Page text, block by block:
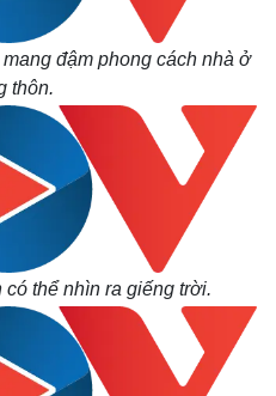
đậm phong cách nhà ở
thôn.
thể nhìn ra giếng trời.